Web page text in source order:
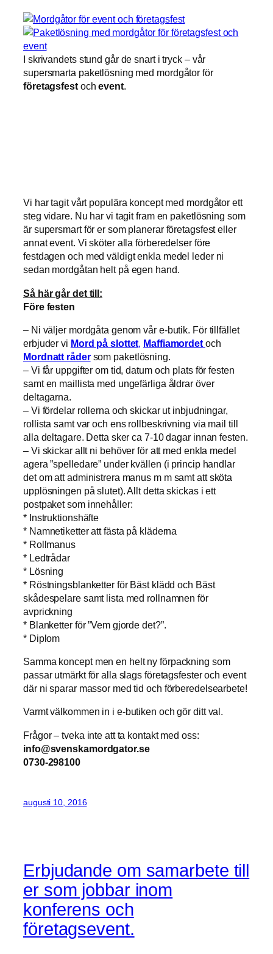
I skrivandets stund går de snart i tryck – vår
supersmarta paketlösning med mordgåtor för
företagsfestochevent.
Vi har tagit vårt populära koncept med mordgåtor ett
steg vidare. Nu har vi tagit fram en paketlösning som
är supersmart för er som planerar företagsfest eller
annat event. Vi sköter alla förberedelser före
festdagen och med väldigt enkla medel leder ni
sedan mordgåtan helt på egen hand.
Så här går det till:
Före festen
– Ni väljer mordgåta genom vår e-butik. För tillfället
erbjuder vi Mord på slottet, Maffiamordet och
Mordnatt rådersom paketlösning.
– Vi får uppgifter om tid, datum och plats för festen
samt en maillista med ungefärliga åldrar över
deltagarna.
– Vi fördelar rollerna och skickar ut inbjudningar,
rollista samt var och ens rollbeskrivning via mail till
alla deltagare. Detta sker ca 7-10 dagar innan festen.
– Vi skickar allt ni behöver för att med enkla medel
agera ”spelledare” under kvällen (i princip handlar
det om att administrera manus m m samt att sköta
upplösningen på slutet). Allt detta skickas i ett
postpaket som innehåller:
* Instruktionshäfte
* Namnetiketter att fästa på kläderna
* Rollmanus
* Ledtrådar
* Lösning
* Röstningsblanketter för Bäst klädd och Bäst
skådespelare samt lista med rollnamnen för
avprickning
* Blanketter för ”Vem gjorde det?”.
* Diplom
Samma koncept men en helt ny förpackning som
passar utmärkt för alla slags företagsfester och event
där ni sparar massor med tid och förberedelsearbete!
Varmt välkommen in i e-butiken och gör ditt val.
Frågor – tveka inte att ta kontakt med oss:
info@svenskamordgator.se
0730-298100
augusti 10, 2016
Erbjudande om samarbete till
er som jobbar inom
konferens och
företagsevent.